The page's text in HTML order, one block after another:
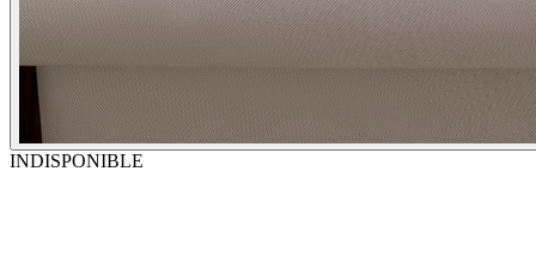
INDISPONIBLE